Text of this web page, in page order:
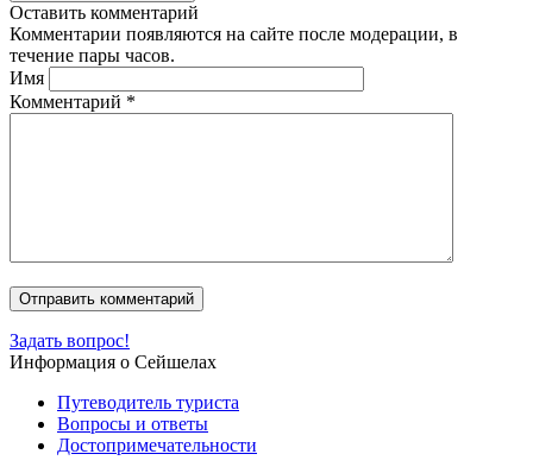
Оставить комментарий
Комментарии появляются на сайте после модерации, в
течение пары часов.
Имя
Комментарий *
Задать вопрос!
Информация о Сейшелах
Путеводитель туриста
Вопросы и ответы
Достопримечательности